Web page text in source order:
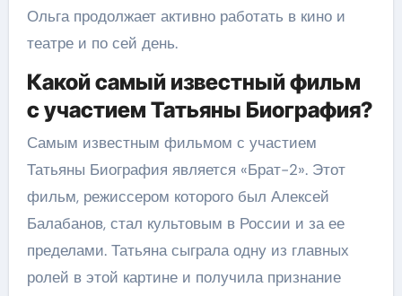
Ольга продолжает активно работать в кино и
театре и по сей день.
Какой самый известный фильм
с участием Татьяны Биография?
Самым известным фильмом с участием
Татьяны Биография является «Брат-2». Этот
фильм, режиссером которого был Алексей
Балабанов, стал культовым в России и за ее
пределами. Татьяна сыграла одну из главных
ролей в этой картине и получила признание